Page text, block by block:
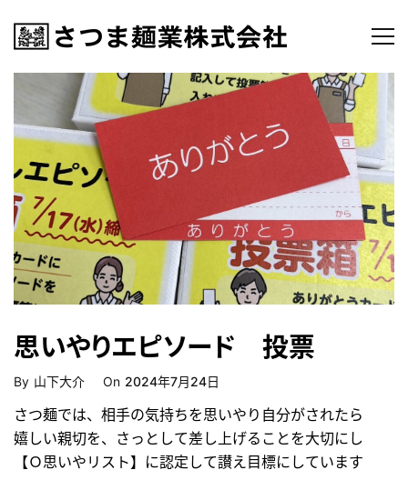
思いやりエピソード 投票
By 山下大介
Posted
On 2024年7月24日
さつ麺では、相手の気持ちを思いやり自分がされたら
嬉しい親切を、さっとして差し上げることを大切にし
【Ｏ思いやリスト】に認定して讃え目標にしています